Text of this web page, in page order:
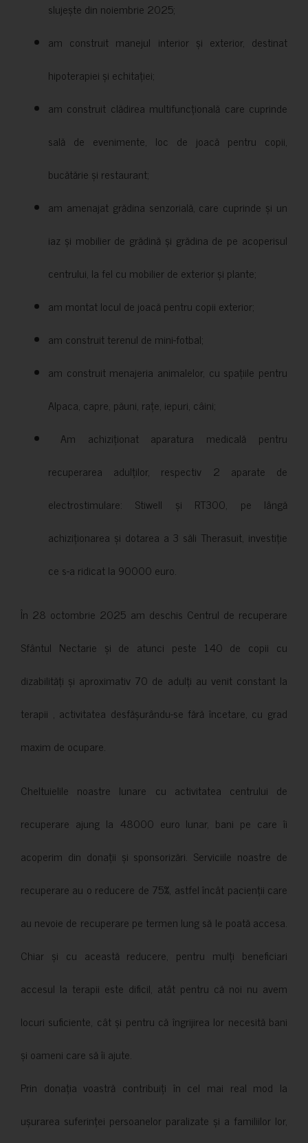
slujește din noiembrie 2025;
am construit manejul interior și exterior, destinat
hipoterapiei și echitației;
am construit clădirea multifuncțională care cuprinde
sală de evenimente, loc de joacă pentru copii,
bucătărie și restaurant;
am amenajat grădina senzorială, care cuprinde și un
iaz și mobilier de grădină și grădina de pe acoperisul
centrului, la fel cu mobilier de exterior și plante;
am montat locul de joacă pentru copii exterior;
am construit terenul de mini-fotbal;
am construit menajeria animalelor, cu spațiile pentru
Alpaca, capre, păuni, rațe, iepuri, câini;
Am achiziționat aparatura medicală pentru
recuperarea adulților, respectiv 2 aparate de
electrostimulare: Stiwell și RT300, pe lângă
achiziționarea și dotarea a 3 săli Therasuit, investiție
ce s-a ridicat la 90000 euro.
În 28 octombrie 2025 am deschis Centrul de recuperare
Sfântul Nectarie și de atunci peste 140 de copii cu
dizabilități și aproximativ 70 de adulți au venit constant la
terapii , activitatea desfășurându-se fără încetare, cu grad
maxim de ocupare.
Cheltuielile noastre lunare cu activitatea centrului de
recuperare ajung la 48000 euro lunar, bani pe care îi
acoperim din donații și sponsorizări. Serviciile noastre de
recuperare au o reducere de 75%, astfel încât pacienții care
au nevoie de recuperare pe termen lung să le poată accesa.
Chiar și cu această reducere, pentru mulți beneficiari
accesul la terapii este dificil, atât pentru că noi nu avem
locuri suficiente, cât și pentru că îngrijirea lor necesită bani
și oameni care să îi ajute.
Prin donația voastră contribuiți în cel mai real mod la
ușurarea suferinței persoanelor paralizate și a familiilor lor,